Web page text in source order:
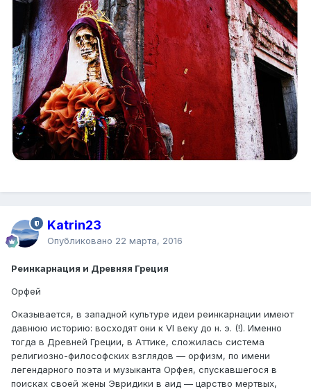
Katrin23
Опубликовано 22 марта, 2016
Реинкарнация и Древняя Греция
Орфей
Оказывается, в западной культуре идеи реинкарнации имеют
давнюю историю: восходят они к VI веку до н. э. (!). Именно
тогда в Древней Греции, в Аттике, сложилась система
религиозно-философских взглядов — орфизм, по имени
легендарного поэта и музыканта Орфея, спускавшегося в
поисках своей жены Эвридики в аид — царство мертвых,